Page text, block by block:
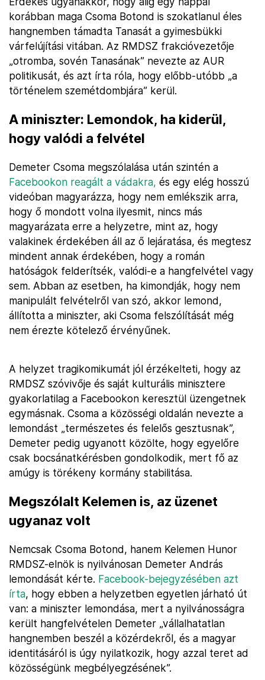
korábban maga Csoma Botond is szokatlanul éles
hangnemben támadta Tanasát a gyimesbükki
várfelújítási vitában. Az RMDSZ frakcióvezetője
„otromba, sovén Tanasának” nevezte az AUR
politikusát, és azt írta róla, hogy előbb-utóbb „a
történelem szemétdombjára” kerül.
A miniszter: Lemondok, ha kiderül,
hogy valódi a felvétel
Demeter Csoma megszólalása után szintén a
Facebookon reagált a vádakra, és egy elég hosszú
videóban magyarázza, hogy nem emlékszik arra,
hogy ő mondott volna ilyesmit, nincs más
magyarázata erre a helyzetre, mint az, hogy
valakinek érdekében áll az ő lejáratása, és megtesz
mindent annak érdekében, hogy a román
hatóságok felderítsék, valódi-e a hangfelvétel vagy
sem. Abban az esetben, ha kimondják, hogy nem
manipulált felvételről van szó, akkor lemond,
állította a miniszter, aki Csoma felszólítását még
nem érezte kötelező érvényűnek.
A helyzet tragikomikumát jól érzékelteti, hogy az
RMDSZ szóvivője és saját kulturális minisztere
gyakorlatilag a Facebookon keresztül üzengetnek
egymásnak. Csoma a közösségi oldalán nevezte a
lemondást „természetes és felelős gesztusnak”,
Demeter pedig ugyanott közölte, hogy egyelőre
csak bocsánatkérésben gondolkodik, mert fő az
amúgy is törékeny kormány stabilitása.
Megszólalt Kelemen is, az üzenet
ugyanaz volt
Nemcsak Csoma Botond, hanem Kelemen Hunor
RMDSZ-elnök is nyilvánosan Demeter András
lemondását kérte. Facebook-bejegyzésében azt
írta, hogy ebben a helyzetben egyetlen járható út
van: a miniszter lemondása, mert a nyilvánosságra
került hangfelvételen Demeter „vállalhatatlan
hangnemben beszél a közérdekről, és a magyar
identitásáról is úgy nyilatkozik, hogy azzal teret ad
közösségünk megbélyegzésének”.